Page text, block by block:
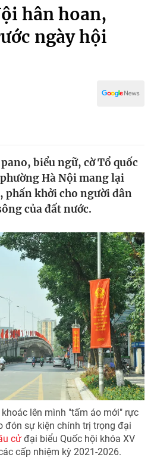
lai
hân hoan,
ngày hội
biểu ngữ, cờ Tổ quốc
Hà Nội mang lại
phấn khởi cho người dân
của đất nước.
lên mình "tấm áo mới" rực
đón sự kiện chính trị trọng đại
cửđại biểu Quốc hội khóa XV
cấp nhiệm kỳ 2021-2026.